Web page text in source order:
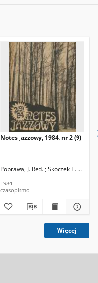
Notes Jazzowy, 1984, nr 2 (9)
Poprawa, J. Red. ; Skoczek T. Red.
1984
czasopismo
Więcej